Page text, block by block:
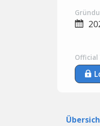
Official